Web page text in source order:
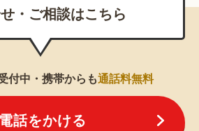
・ご相談はこちら
付中・携帯からも通話料無料
電話をかける